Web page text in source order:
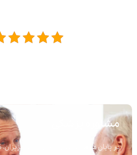
مشاوره پزشکی
در پایان هر مقاله برای راحتی شما